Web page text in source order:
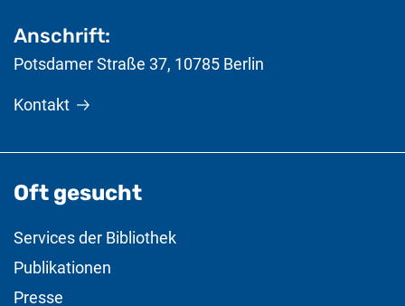
Anschrift:
Potsdamer Straße 37, 10785 Berlin
Kontakt
Oft gesucht
Services der Bibliothek
Publikationen
Presse